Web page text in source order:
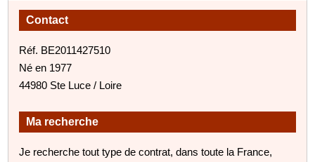
Contact
Réf. BE2011427510
Né en 1977
44980 Ste Luce / Loire
Ma recherche
Je recherche tout type de contrat, dans toute la France,